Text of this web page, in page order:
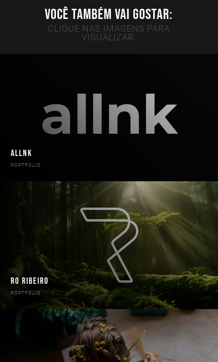
VOCÊ TAMBÉM VAI GOSTAR:
CLIQUE NAS IMAGENS PARA
VISUALIZAR:
ALLNK
PORTFOLIO
RO RIBEIRO
PORTFOLIO